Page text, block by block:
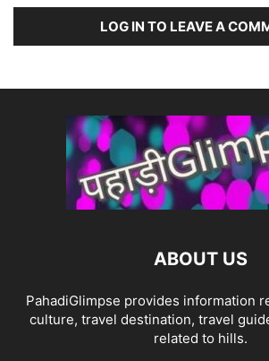
LOG IN TO LEAVE A
ABOUT US
PahadiGlimpse provides information
culture, travel destination, travel
related to hills.